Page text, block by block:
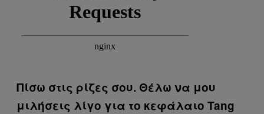
Πίσω στις ρίζες σου. Θέλω να μου
μιλήσεις λίγο για το κεφάλαιο Tang